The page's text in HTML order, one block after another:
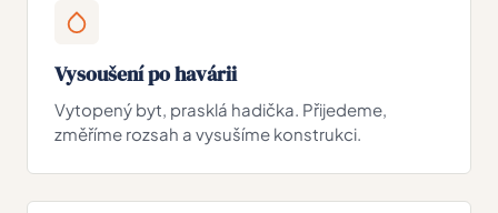
Vysoušení po havárii
Vytopený byt, prasklá hadička. Přijedeme,
změříme rozsah a vysušíme konstrukci.